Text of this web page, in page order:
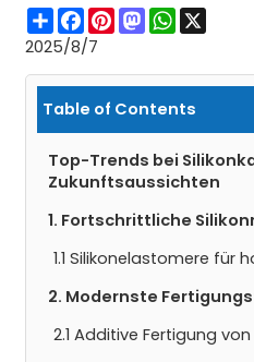
ShareFacebook
PinterestMastodon
WhatsApp
2025/8/7
Table of Contents
Top-Trends bei
Zukunftsaussichten
1. Fortschrittliche
1.1 Silikonelastomere für
2. Modernste
2.1 Additive Fertigung